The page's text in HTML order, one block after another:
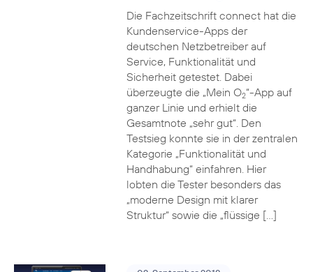
Die Fachzeitschrift connect hat die
Kundenservice-Apps der
deutschen Netzbetreiber auf
Service, Funktionalität und
Sicherheit getestet. Dabei
überzeugte die „Mein O2“-App auf
ganzer Linie und erhielt die
Gesamtnote „sehr gut“. Den
Testsieg konnte sie in der zentralen
Kategorie „Funktionalität und
Handhabung“ einfahren. Hier
lobten die Tester besonders das
„moderne Design mit klarer
Struktur“ sowie die „flüssige […]